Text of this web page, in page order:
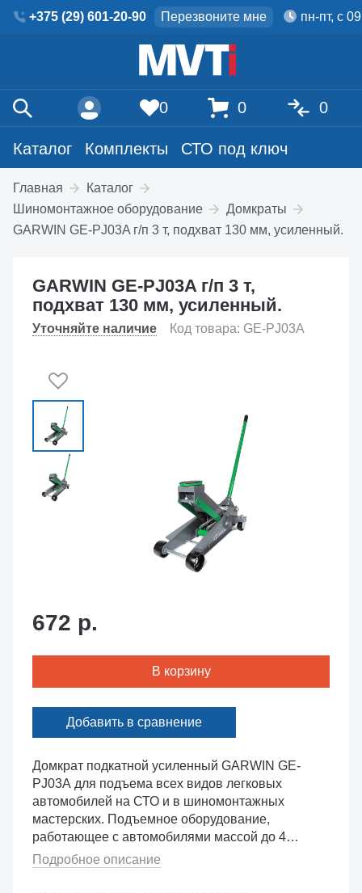
+375 (29) 601-20-90 Перезвоните мне пн-пт, с
Каталог Комплекты СТО под ключ
0 0 0
Главная
Каталог
Шиномонтажное оборудование
Домкраты
GARWIN GE-PJ03A г/п 3 т, подхват 130 мм, усиленный.
GARWIN GE-PJ03A г/п 3 т,
подхват 130 мм, усиленный.
Уточняйте наличие Код товара: GE-PJ03A
Домкрат подкатной усиленный GARWIN GE-
PJ03A для подъема всех видов легковых
автомобилей на СТО и в шиномонтажных
мастерских. Подъемное оборудование,
работающее с автомобилями массой до 4
тонн: седанами, внедорожниками, минивэнами
или микроавтобусами. Также подходит для
Подробное описание
672 р.
В корзину
Добавить в сравнение